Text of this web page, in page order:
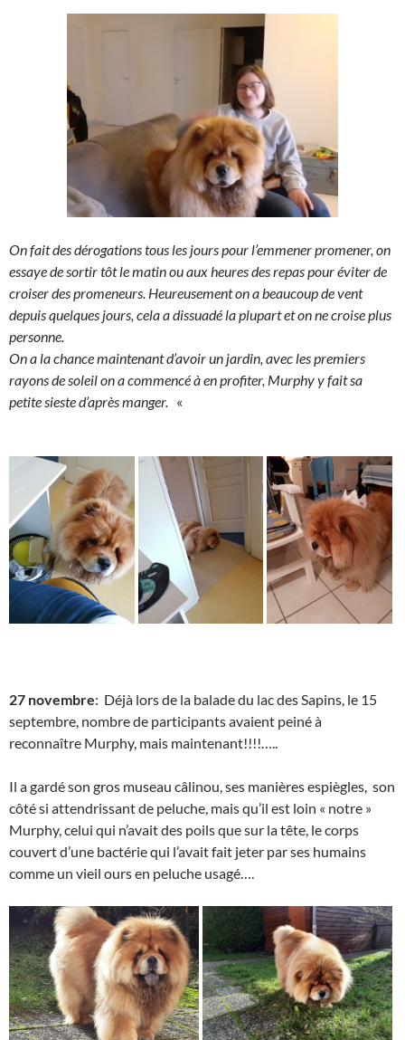
On fait des dérogations tous les jours pour l’emmener promener, on
essaye de sortir tôt le matin ou aux heures des repas pour éviter de
croiser des promeneurs. Heureusement on a beaucoup de vent
depuis quelques jours, cela a dissuadé la plupart et on ne croise plus
personne.
On a la chance maintenant d’avoir un jardin, avec les premiers
rayons de soleil on a commencé à en profiter, Murphy y fait sa
petite sieste d’après manger. «
27 novembre: Déjà lors de la balade du lac des Sapins, le 15
septembre, nombre de participants avaient peiné à
reconnaître Murphy, mais maintenant!!!!…..
Il a gardé son gros museau câlinou, ses manières espiègles, son
côté si attendrissant de peluche, mais qu’il est loin « notre »
Murphy, celui qui n’avait des poils que sur la tête, le corps
couvert d’une bactérie qui l’avait fait jeter par ses humains
comme un vieil ours en peluche usagé….